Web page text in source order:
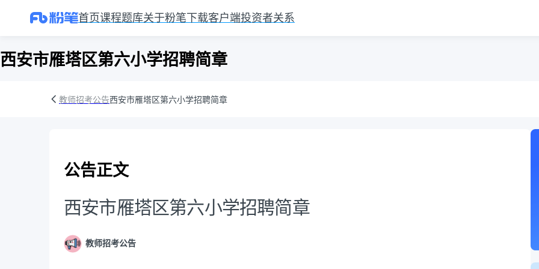
首页课程题库关于粉笔 下载客户端投资者关系
西安市雁塔区第六小学招聘简章
教师招考公告西安市雁塔区第六小学招聘简章
公告正文
西安市雁塔区第六小学招聘简章
教师招考公告